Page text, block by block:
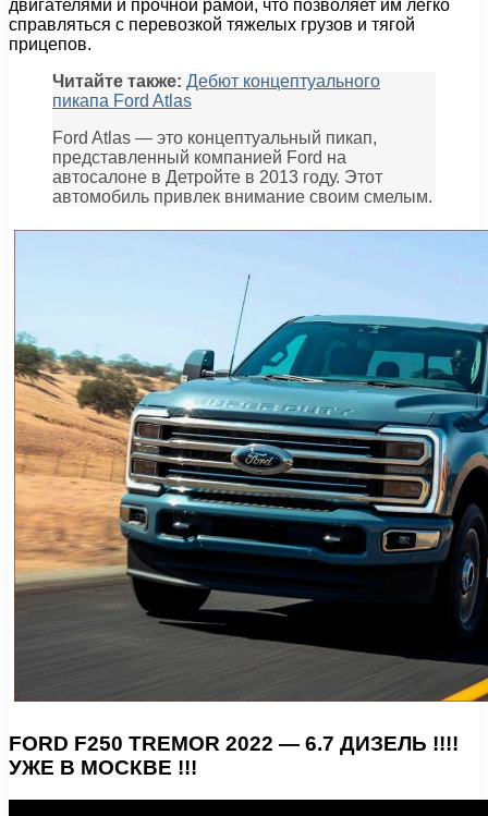
двигателями и прочной рамой, что позволяет им легко
справляться с перевозкой тяжелых грузов и тягой
прицепов.
Читайте также: Дебют концептуального
пикапа Ford Atlas
Ford Atlas — это концептуальный пикап,
представленный компанией Ford на
автосалоне в Детройте в 2013 году. Этот
автомобиль привлек внимание своим смелым.
FORD F250 TREMOR 2022 — 6.7 ДИЗЕЛЬ !!!!
УЖЕ В МОСКВЕ !!!